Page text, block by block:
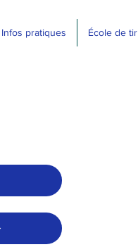
Infos pratiques École de tir